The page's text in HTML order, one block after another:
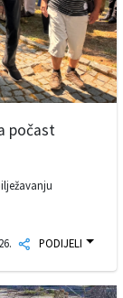
počast
PODIJELI